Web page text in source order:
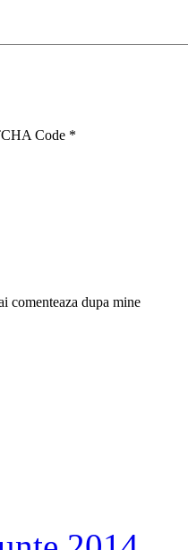
Code *
comenteaza dupa mine